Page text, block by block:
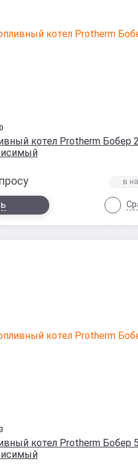
котел Protherm Бобер
котел Protherm Бобер